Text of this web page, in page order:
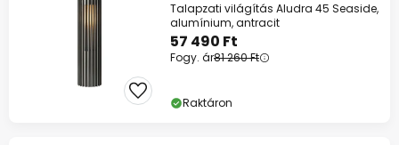
Talapzati világítás Aludra 45 Seaside,
alumínium, antracit
57 490 Ft
Fogy. ár81 260 Ft
Raktáron